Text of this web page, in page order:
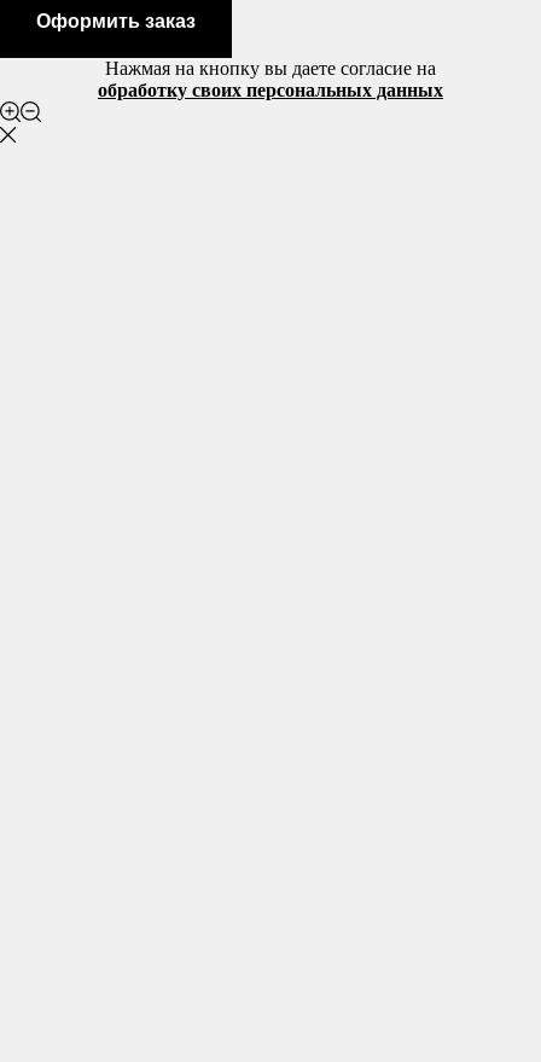
Оформить заказ
Нажмая на кнопку вы даете согласие на
обработку своих персональных данных